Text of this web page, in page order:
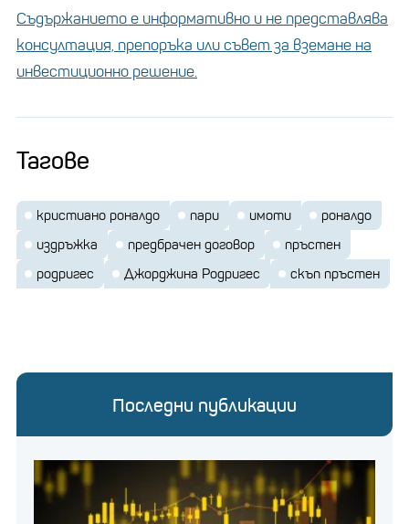
Съдържанието е информативно и не представлява
консултация, препоръка или съвет за вземане на
инвестиционно решение.
Тагове
кристиано роналдо пари имоти
роналдо
издръжка
предбрачен договор
пръстен
родригес
Джорджина Родригес скъп пръстен
Последни публикации